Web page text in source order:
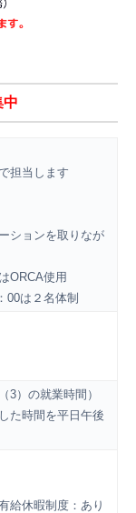
担当します
ションを取りなが
ORCA使用
00は２名体制
3）の就業時間）
た時間を平日午後
給休暇制度：あり